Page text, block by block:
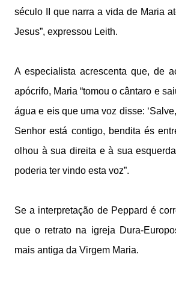
século II que narra a vida de Maria
Jesus”, expressou Leith.
A especialista acrescenta que, de
apócrifo, Maria “tomou o cântaro e
água e eis que uma voz disse:
Senhor está contigo, bendita és
olhou à sua direita e à sua
poderia ter vindo esta voz”.
Se a interpretação de Peppard é
que o retrato na igreja Dura-
mais antiga da Virgem Maria.